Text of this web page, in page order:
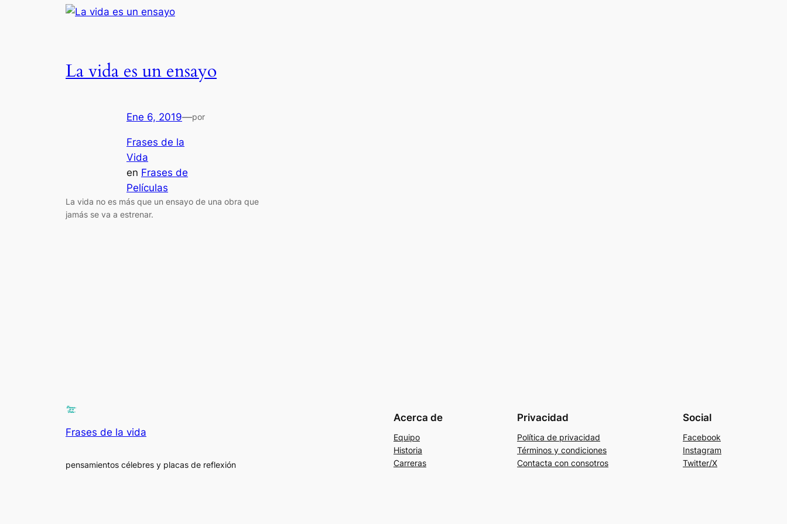
La vida es un ensayo
Ene 6, 2019—por
Frases de la
Vida
en Frases de
Películas
La vida no es más que un ensayo de una obra que
jamás se va a estrenar.
Frases de la vida
pensamientos célebres y placas de reflexión
Acerca de
Equipo
Historia
Carreras
Privacidad
Política de privacidad
Términos y condiciones
Contacta con consotros
Social
Facebook
Instagram
Twitter/X